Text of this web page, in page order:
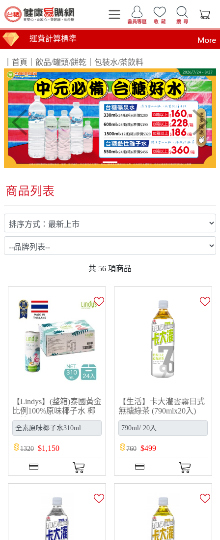
購物金贈送及使用方式
運費計算標準
商品到貨時間說明
台糖產品這裡買 健康美味帶回家
買安心 吃放心 要健康 找台糖
台糖產品 食在安心 查驗報告在這裡
全臺第1家最環保國營企業！榮獲行政院環境部網購包
首頁 飲品/罐頭/餅乾 包裝水/茶飲料
Previous Next
共 56 項商品
【Lindys】(整箱)泰國黃金
比例100%原味椰子水 椰
子汁 (310ml*24)
1320 $1,150
【生活】卡大灌雲霧日式
無糖綠茶 (790mlx20入)
760 $499